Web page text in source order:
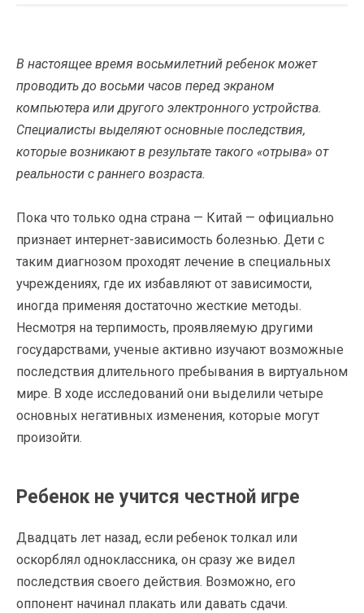
В настоящее время восьмилетний ребенок может
проводить до восьми часов перед экраном
компьютера или другого электронного устройства.
Специалисты выделяют основные последствия,
которые возникают в результате такого «отрыва» от
реальности с раннего возраста.
Пока что только одна страна — Китай — официально
признает интернет-зависимость болезнью. Дети с
таким диагнозом проходят лечение в специальных
учреждениях, где их избавляют от зависимости,
иногда применяя достаточно жесткие методы.
Несмотря на терпимость, проявляемую другими
государствами, ученые активно изучают возможные
последствия длительного пребывания в виртуальном
мире. В ходе исследований они выделили четыре
основных негативных изменения, которые могут
произойти.
Ребенок не учится честной игре
Двадцать лет назад, если ребенок толкал или
оскорблял одноклассника, он сразу же видел
последствия своего действия. Возможно, его
оппонент начинал плакать или давать сдачи.